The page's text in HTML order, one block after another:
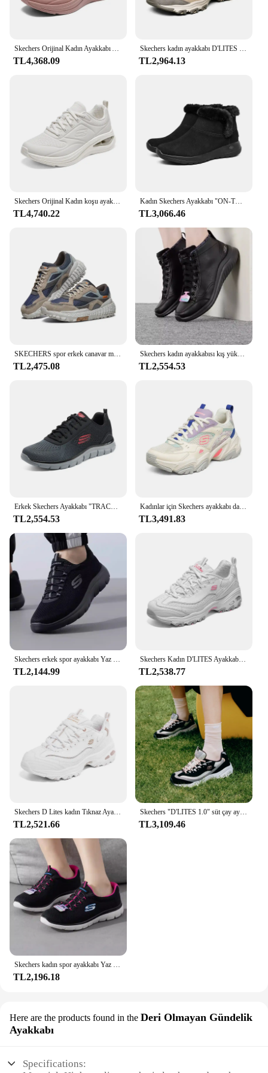
Skechers Orijinal Kadın Ayakkabı Açık Spor Hava Yastığı Şok emici koşu ayakkabıları 2024 Yeni Tenis Feminino Zapatos Mujer
TL4,368.09
Skechers kadın ayakkabı D'LITES rahat spor Sneakers tıknaz ayakkabı tenis kadın platformu hafif nefes Lace Up eğitmenler
TL2,964.13
Skechers Orijinal Kadın koşu ayakkabıları Deri Dantel Up Açık Ayakkabı Antiskid Spor Tenis Hafif Kadın yürüyüş ayakkabısı
TL4,740.22
Kadın Skechers Ayakkabı "ON-THE-GO JOY" Kar Botları, Yumuşak ve Rahat, Şık ve Sıcak Kadın Kar Botları
TL3,066.46
SKECHERS spor erkek canavar moda Retro açık düşük üst spor ayakkabı kaymaz yumuşak rahat nefes tenis masculino
TL2,475.08
Skechers kadın ayakkabısı kış yüksek top spor ayakkabı polar astarlı sıcak baba ayakkabı retro rahat ayakkabılar
TL2,554.53
Erkek Skechers Ayakkabı "TRACK" Günlük Spor Ayakkabı, Modaya Uygun, Nefes Alabilen, Erkek Spor Ayakkabı
TL2,554.53
Kadınlar için Skechers ayakkabı dayanıklılık V 2 tıknaz Sneakers kadın rahat koşu spor bağcıklı ayakkabı zapatos mujer 2024 tendencia
TL3,491.83
Skechers erkek spor ayakkabı Yaz nefes alabilen örgü rahat yürüyüş ayakkabısı
TL2,144.99
Skechers Kadın D'LITES Ayakkabı Rahat Spor kadın Tıknaz Ayakkabı Moda Hafif Yürüyüş Koşu Dantel Up tenis de mujer
TL2,538.77
Skechers D Lites kadın Tıknaz Ayakkabı Trendy koşu ayakkabıları Kadın klasik ayakkabılar Nefes Rahat Zapatillas De Mujer
TL2,521.66
Skechers "D'LITES 1.0" süt çay ayı siyah şeker süt baba ayakkabı, klasik tıknaz Sneakers
TL3,109.46
TL2,196.18
Here are the products found in the Deri Olmayan Gündelik
Ayakkabı
Specifications: